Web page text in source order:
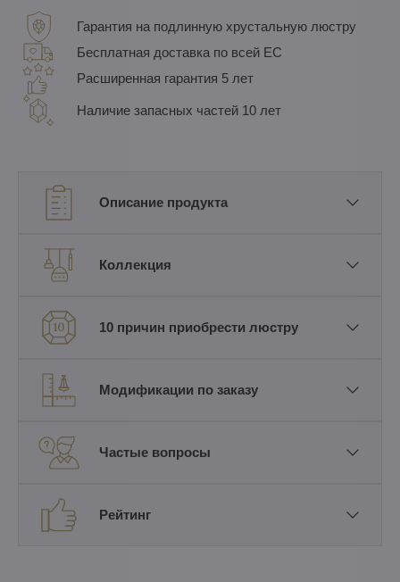
Гарантия на подлинную хрустальную люстру
Бесплатная доставка по всей ЕС
Расширенная гарантия 5 лет
Наличие запасных частей 10 лет
Описание продукта
Коллекция
10 причин приобрести люстру
Модификации по заказу
Частые вопросы
Рейтинг